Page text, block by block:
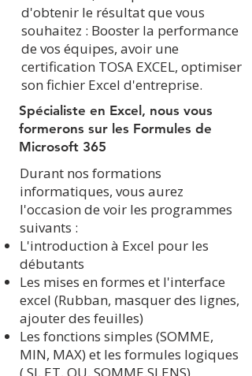
d'obtenir le résultat que vous
souhaitez : Booster la performance
de vos équipes, avoir une
certification TOSA EXCEL, optimiser
son fichier Excel d'entreprise.
Spécialiste en Excel, nous vous
formerons sur les Formules de
Microsoft 365
Durant nos formations
informatiques, vous aurez
l'occasion de voir les programmes
suivants :
L'introduction à Excel pour les
débutants
Les mises en formes et l'interface
excel (Rubban, masquer des lignes,
ajouter des feuilles)
Les fonctions simples (SOMME,
MIN, MAX) et les formules logiques